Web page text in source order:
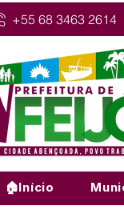
+55 68 3463 2614
🏠Início